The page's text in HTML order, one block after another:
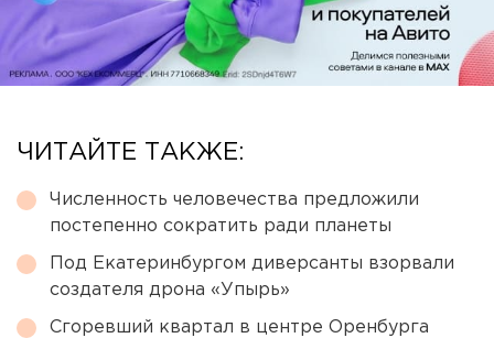
ЧИТАЙТЕ ТАКЖЕ:
Численность человечества предложили
постепенно сократить ради планеты
Под Екатеринбургом диверсанты взорвали
создателя дрона «Упырь»
Сгоревший квартал в центре Оренбурга